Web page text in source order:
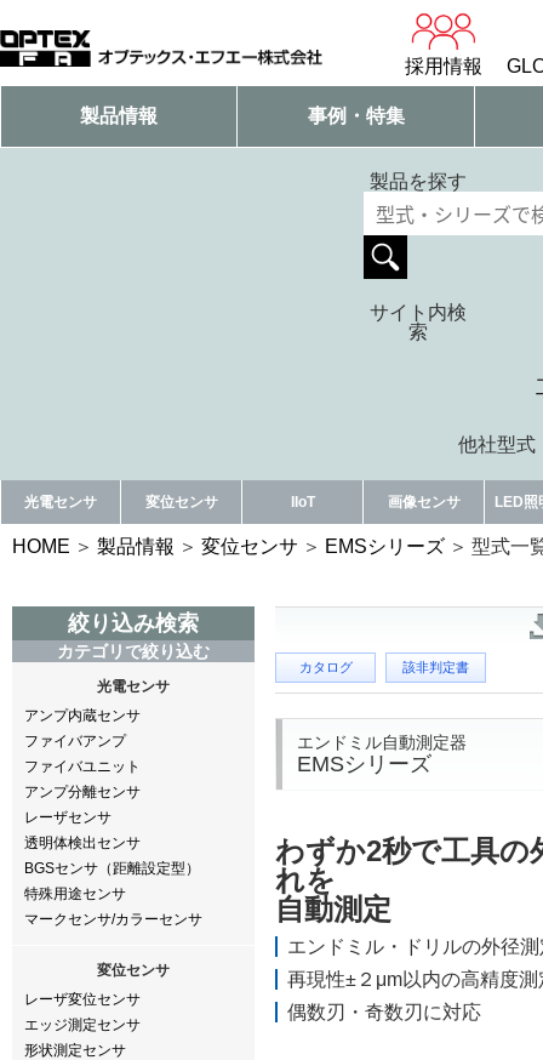
採用情報
製品情報 事例・特集
製品を探す
サイト内検
索
他社型式
光電センサ 変位センサ IIoT 画像センサ LED照
HOME 製品情報 変位センサ EMSシリーズ 型式一
絞り込み検索
カテゴリで絞り込む
光電センサ
アンプ内蔵センサ
ファイバアンプ
ファイバユニット
アンプ分離センサ
レーザセンサ
透明体検出センサ
BGSセンサ（距離設定型）
特殊用途センサ
マークセンサ/カラーセンサ
変位センサ
レーザ変位センサ
エッジ測定センサ
形状測定センサ
カタログ 該非判定書
エンドミル自動測定器
EMSシリーズ
わずか2秒で工具の
れを
自動測定
エンドミル・ドリルの外径
再現性±２μm以内の高精度測
偶数刃・奇数刃に対応